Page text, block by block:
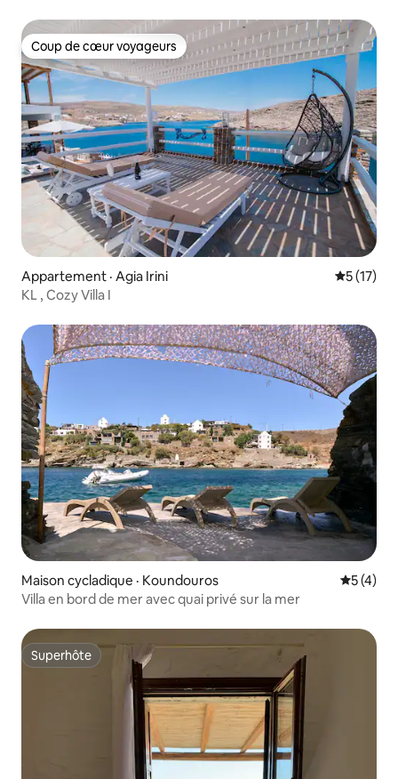
Coup de cœur voyageurs
Coup de cœur voyageurs
Appartement · Agia Irini Note
5 (17)
KL , Cozy Villa Ι
Maison cycladique · Koundouros Note
5 (4)
Villa en bord de mer avec quai privé sur la mer
Superhôte
Superhôte